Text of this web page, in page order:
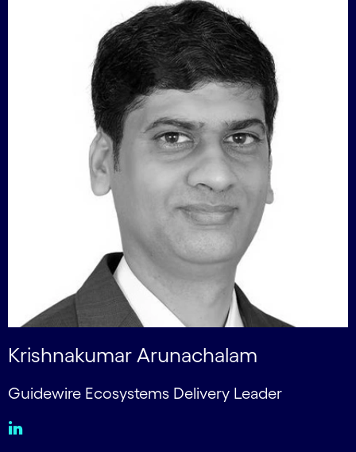
Krishnakumar Arunachalam
Guidewire Ecosystems Delivery Leader